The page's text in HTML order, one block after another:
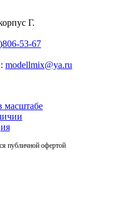
Г.
53-67
modellmix@ya.ru
масштабе
публичной офертой